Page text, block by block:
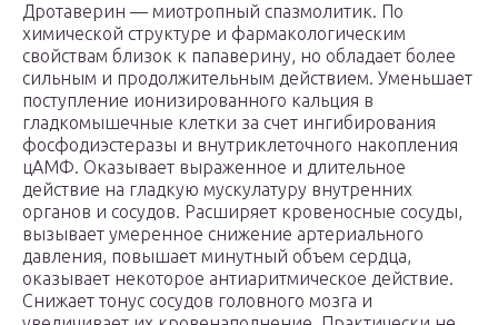
Дротаверин — миотропный спазмолитик. По
химической структуре и фармакологическим
свойствам близок к папаверину, но обладает более
сильным и продолжительным действием. Уменьшает
поступление ионизированного кальция в
гладкомышечные клетки за счет ингибирования
фосфодиэстеразы и внутриклеточного накопления
цАМФ. Оказывает выраженное и длительное
действие на гладкую мускулатуру внутренних
органов и сосудов. Расширяет кровеносные сосуды,
вызывает умеренное снижение артериального
давления, повышает минутный объем сердца,
оказывает некоторое антиаритмическое действие.
Снижает тонус сосудов головного мозга и